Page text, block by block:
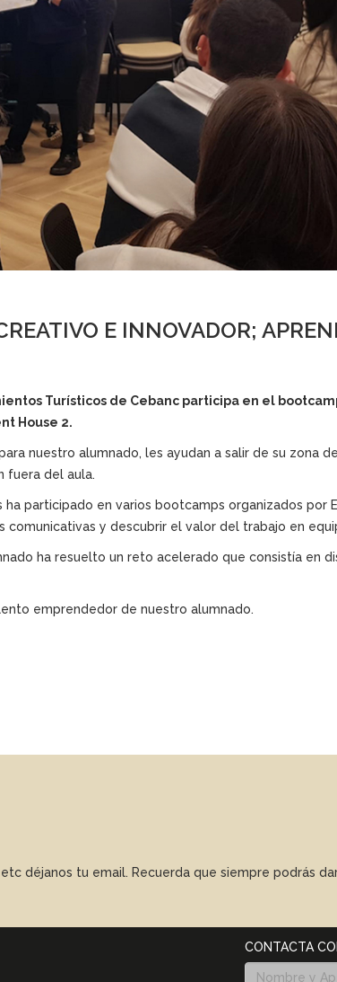
E INNOVADOR;
Turísticos de Cebanc participa en el
House 2.
nuestro alumnado, les ayudan a salir de su zona
fuera del aula.
participado en varios bootcamps organizados por
comunicativas y descubrir el valor del trabajo en
ha resuelto un reto acelerado que consistía en
emprendedor de nuestro alumnado.
déjanos tu email. Recuerda que siempre podrás
CONTACTA